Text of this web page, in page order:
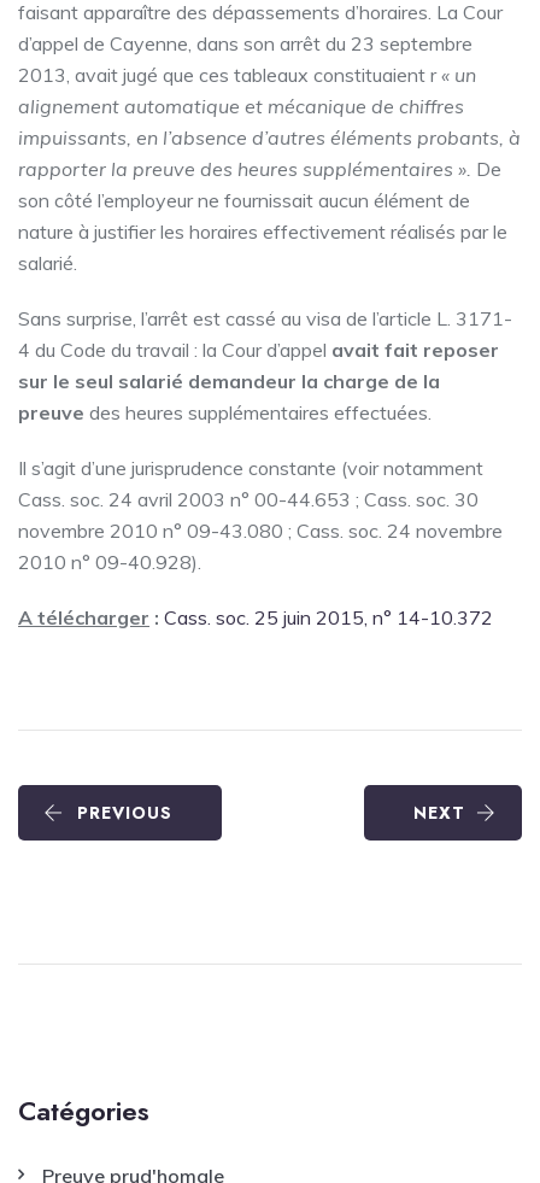
faisant apparaître des dépassements d’horaires. La Cour
d’appel de Cayenne, dans son arrêt du 23 septembre
2013, avait jugé que ces tableaux constituaient r« un
alignement automatique et mécanique de chiffres
impuissants, en l’absence d’autres éléments probants, à
rapporter la preuve des heures supplémentaires ». De
son côté l’employeur ne fournissait aucun élément de
nature à justifier les horaires effectivement réalisés par le
salarié.
Sans surprise, l’arrêt est cassé au visa de l’article L. 3171-
4 du Code du travail : la Cour d’appel avait fait reposer
sur le seul salarié demandeur la charge de la
preuve des heures supplémentaires effectuées.
Il s’agit d’une jurisprudence constante (voir notamment
Cass. soc. 24 avril 2003 n° 00-44.653 ; Cass. soc. 30
novembre 2010 n° 09-43.080 ; Cass. soc. 24 novembre
2010 n° 09-40.928).
A télécharger : Cass. soc. 25 juin 2015, n° 14-10.372
PREVIOUS NEXT
Catégories
Preuve prud'homale